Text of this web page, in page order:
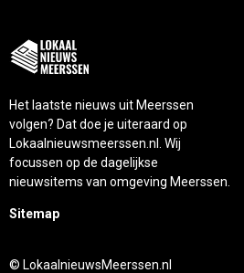
Het laatste nieuws uit Meerssen
volgen? Dat doe je uiteraard op
Lokaalnieuwsmeerssen.nl. Wij
focussen op de dagelijkse
nieuwsitems van omgeving Meerssen.
Sitemap
© LokaalnieuwsMeerssen.nl